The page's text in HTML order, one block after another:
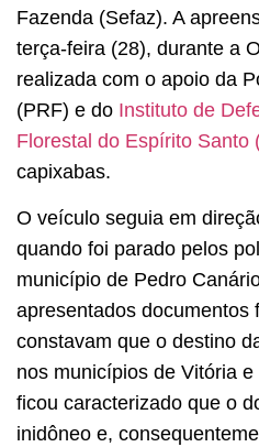
Fazenda (Sefaz). A
terça-feira (28), durante a
realizada com o apoio da
(PRF) e do Instituto de
Florestal do Espírito Santo
capixabas.
O veículo seguia em
quando foi parado pelos
município de Pedro
apresentados documentos
constavam que o destino
nos municípios de Vitória
ficou caracterizado que o
inidôneo e,